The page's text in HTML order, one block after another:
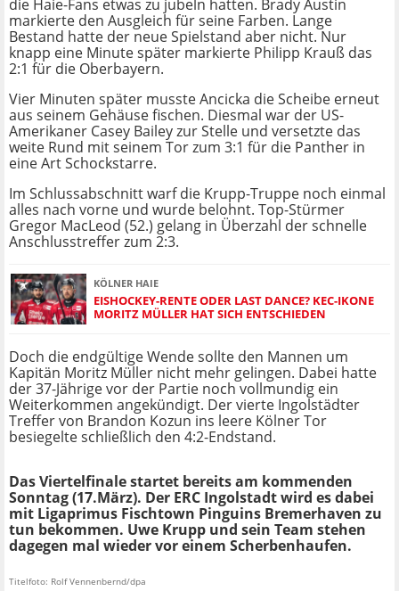
die Haie-Fans etwas zu jubeln hatten. Brady Austin
markierte den Ausgleich für seine Farben. Lange
Bestand hatte der neue Spielstand aber nicht. Nur
knapp eine Minute später markierte Philipp Krauß das
2:1 für die Oberbayern.
Vier Minuten später musste Ancicka die Scheibe erneut
aus seinem Gehäuse fischen. Diesmal war der US-
Amerikaner Casey Bailey zur Stelle und versetzte das
weite Rund mit seinem Tor zum 3:1 für die Panther in
eine Art Schockstarre.
Im Schlussabschnitt warf die Krupp-Truppe noch einmal
alles nach vorne und wurde belohnt. Top-Stürmer
Gregor MacLeod (52.) gelang in Überzahl der schnelle
Anschlusstreffer zum 2:3.
KÖLNER HAIE
EISHOCKEY-RENTE ODER LAST DANCE? KEC-IKONE
MORITZ MÜLLER HAT SICH ENTSCHIEDEN
Doch die endgültige Wende sollte den Mannen um
Kapitän Moritz Müller nicht mehr gelingen. Dabei hatte
der 37-Jährige vor der Partie noch vollmundig ein
Weiterkommen angekündigt. Der vierte Ingolstädter
Treffer von Brandon Kozun ins leere Kölner Tor
besiegelte schließlich den 4:2-Endstand.
Das Viertelfinale startet bereits am kommenden
Sonntag (17.März). Der ERC Ingolstadt wird es dabei
mit Ligaprimus Fischtown Pinguins Bremerhaven zu
tun bekommen. Uwe Krupp und sein Team stehen
dagegen mal wieder vor einem Scherbenhaufen.
Titelfoto: Rolf Vennenbernd/dpa